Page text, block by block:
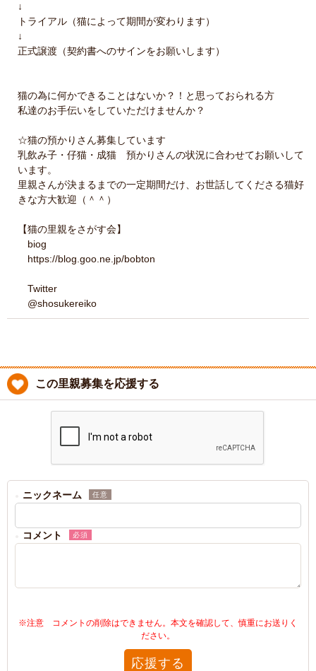
↓
トライアル（猫によって期間が変わります）
↓
正式譲渡（契約書へのサインをお願いします）
猫の為に何かできることはないか？！と思っておられる方
私達のお手伝いをしていただけませんか？
☆猫の預かりさん募集しています
乳飲み子・仔猫・成猫 預かりさんの状況に合わせてお願いして
います。
里親さんが決まるまでの一定期間だけ、お世話してくださる猫好
きな方大歓迎（＾＾）
【猫の里親をさがす会】
biog
https://blog.goo.ne.jp/bobton
Twitter
@shosukereiko
この里親募集を応援する
ニックネーム 任意
コメント 必須
※注意 コメントの削除はできません。本文を確認して、慎重にお送りく
ださい。
応援する